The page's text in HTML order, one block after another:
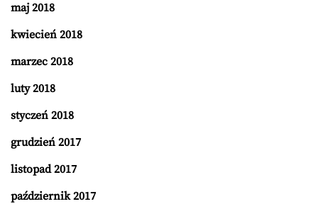
maj 2018
kwiecień 2018
marzec 2018
luty 2018
styczeń 2018
grudzień 2017
listopad 2017
październik 2017